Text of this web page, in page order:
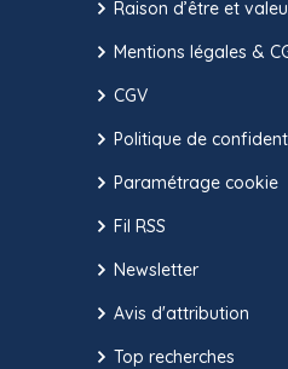
Raison d’être et
Mentions légales &
CGV
Politique de
Paramétrage cookie
Fil RSS
Newsletter
Avis d'attribution
Top recherches